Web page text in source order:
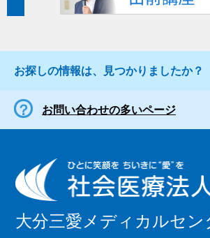
お探しの情報は、見つかりましたか？
お問い合わせの多いページ
大分三愛メディカルセン